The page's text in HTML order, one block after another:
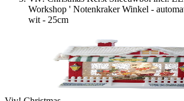
Workshop ' Notenkraker Winkel -
wit - 25cm